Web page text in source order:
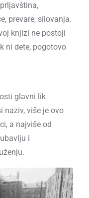
prevare, silovanja.
knjizi ne postoji
ni dete, pogotovo
glavni lik
naziv, više je ovo
a najviše od
i